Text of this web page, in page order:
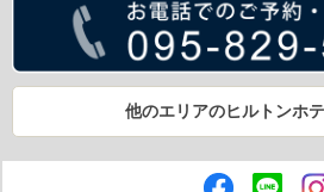
他のエリアのヒルトンホ